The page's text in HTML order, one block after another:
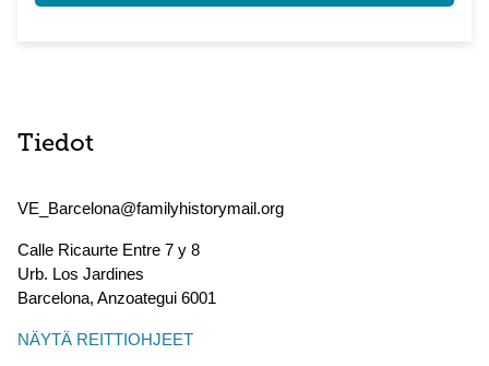
Tiedot
VE_Barcelona@familyhistorymail.org
Calle Ricaurte Entre 7 y 8
Urb. Los Jardines
Barcelona, Anzoategui 6001
NÄYTÄ REITTIOHJEET